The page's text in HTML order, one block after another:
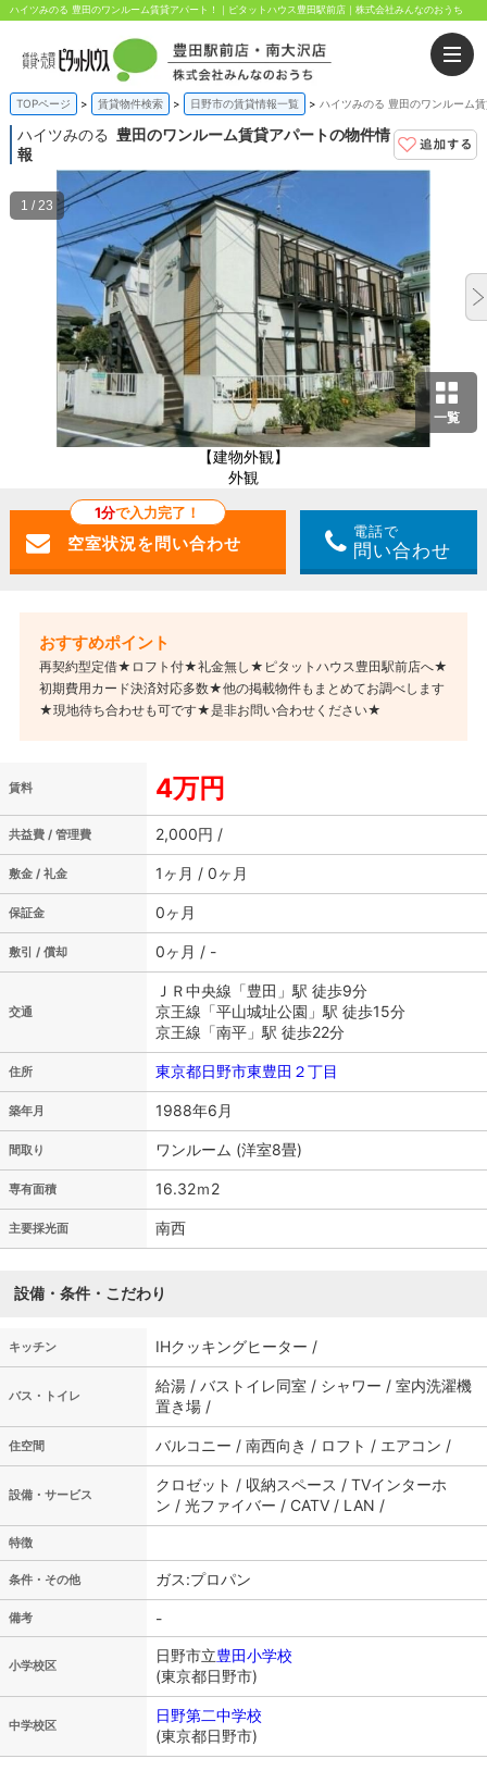
ハイツみのる 豊田のワンルーム賃貸アパート！｜ピタットハウス豊田駅前店｜株式会社みんなのおうち
TOPページ 賃貸物件検索 日野市の賃貸情報一覧 ハイツみのる 豊田のワンルーム
ハイツみのる 豊田のワンルーム賃貸アパートの物件情
報
一覧
【建物外観】
外観
1 / 23
1分で入力完了！
電話で
問い合わせ
再契約型定借★ロフト付★礼金無し★ピタットハウス豊田駅前店へ★
初期費用カード決済対応多数★他の掲載物件もまとめてお調べします
★現地待ち合わせも可です★是非お問い合わせください★
賃料 4万円
共益費 / 管理費 2,000円 /
敷金 / 礼金 1ヶ月 / 0ヶ月
保証金 0ヶ月
敷引 / 償却 0ヶ月 / -
交通
ＪＲ中央線「豊田」駅 徒歩9分
京王線「平山城址公園」駅 徒歩15分
京王線「南平」駅 徒歩22分
住所 東京都日野市東豊田２丁目
築年月 1988年6月
間取り ワンルーム (洋室8畳)
専有面積 16.32ｍ2
主要採光面 南西
設備・条件・こだわり
キッチン IHクッキングヒーター /
バス・トイレ
給湯 / バストイレ同室 / シャワー / 室内洗濯機
置き場 /
住空間 バルコニー / 南西向き / ロフト / エアコン /
設備・サービス
クロゼット / 収納スペース / TVインターホ
ン / 光ファイバー / CATV / LAN /
特徴
条件・その他 ガス:プロパン
備考 -
小学校区
日野市立豊田小学校
(東京都日野市)
中学校区
日野第二中学校
(東京都日野市)